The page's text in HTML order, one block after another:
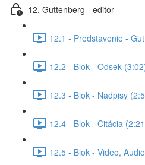
12. Guttenberg - editor
12.1 - Predstavenie -
12.2 - Blok - Odsek
12.3 - Blok - Nadpisy
12.4 - Blok - Citácia
12.5 - Blok - Video,